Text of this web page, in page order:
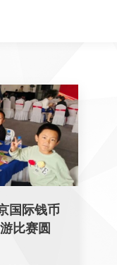
国际钱币
比赛圆